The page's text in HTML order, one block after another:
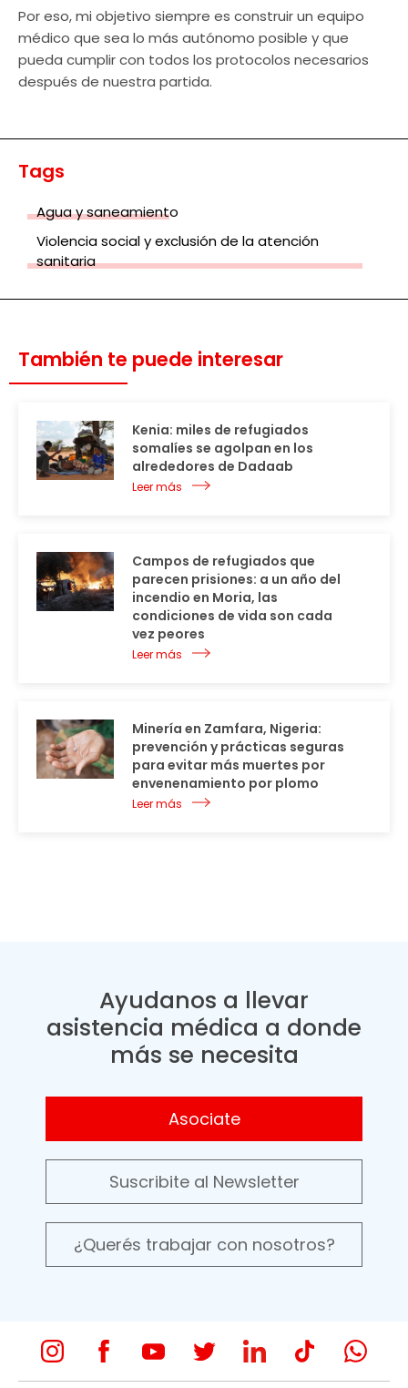
Por eso, mi objetivo siempre es construir un equipo
médico que sea lo más autónomo posible y que
pueda cumplir con todos los protocolos necesarios
después de nuestra partida.
Tags
Agua y saneamiento
Violencia social y exclusión de la atención
sanitaria
También te puede interesar
Kenia: miles de refugiados
somalíes se agolpan en los
alrededores de Dadaab
Leer más
Campos de refugiados que
parecen prisiones: a un año del
incendio en Moria, las
condiciones de vida son cada
vez peores
Leer más
Minería en Zamfara, Nigeria:
prevención y prácticas seguras
para evitar más muertes por
envenenamiento por plomo
Leer más
Ayudanos a llevar
asistencia médica a donde
más se necesita
Asociate
Suscribite al Newsletter
¿Querés trabajar con nosotros?